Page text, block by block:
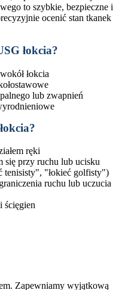
to szybkie, bezpieczne i
ocenić stan tkanek
łokcia?
łokcia
lub zwapnień
ręki
się przy ruchu lub ucisku
tenisisty", "łokieć golfisty")
ruchu lub uczucia
ścięgien
Zapewniamy wyjątkową